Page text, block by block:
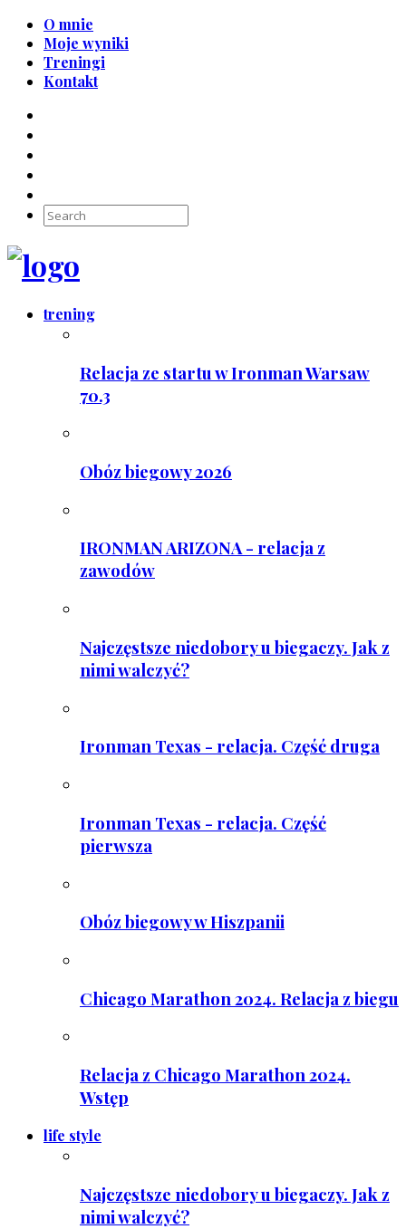
O mnie
Moje wyniki
Treningi
Kontakt
trening
Relacja ze startu w Ironman Warsaw
70.3
Obóz biegowy 2026
IRONMAN ARIZONA - relacja z
zawodów
Najczęstsze niedobory u biegaczy. Jak z
nimi walczyć?
Ironman Texas - relacja. Część druga
Ironman Texas - relacja. Część
pierwsza
Obóz biegowy w Hiszpanii
Chicago Marathon 2024. Relacja z biegu
Relacja z Chicago Marathon 2024.
Wstęp
life style
Najczęstsze niedobory u biegaczy. Jak z
nimi walczyć?